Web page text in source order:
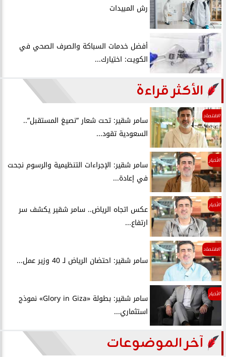
رش المبيدات
أفضل خدمات السباكة والصرف الصحي في
الكويت: اختيارك...
الأكثر قراءة
الاقتصاد
سامر شقير: تحت شعار ”نصيغ المستقبل”..
السعودية تقود...
الأخبار
سامر شقير: الإجراءات التنظيمية والرسوم نجحت
في إعادة...
الأخبار
عكس اتجاه الرياض.. سامر شقير يكشف سر
ارتفاع...
الاقتصاد
سامر شقير: احتضان الرياض لـ 40 وزير عمل...
الأخبار
سامر شقير: بطولة «Glory in Giza» نموذج
استثماري...
آخر الموضوعات